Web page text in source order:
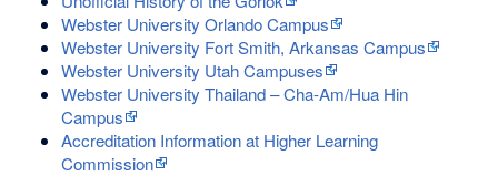
Webster University Orlando Campus
Webster University Fort Smith, Arkansas Campus
Webster University Utah Campuses
Webster University Thailand – Cha-Am/Hua Hin
Campus
Accreditation Information at Higher Learning
Commission